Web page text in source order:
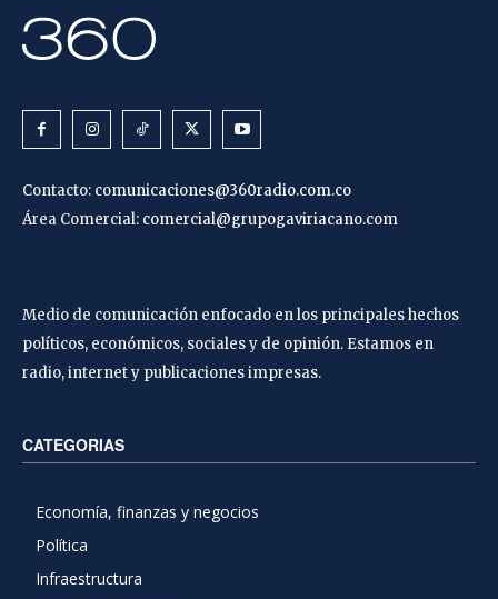
Contacto: comunicaciones@360radio.com.co
Área Comercial: comercial@grupogaviriacano.com
Medio de comunicación enfocado en los principales hechos
políticos, económicos, sociales y de opinión. Estamos en
radio, internet y publicaciones impresas.
CATEGORIAS
Economía, finanzas y negocios
Política
Infraestructura